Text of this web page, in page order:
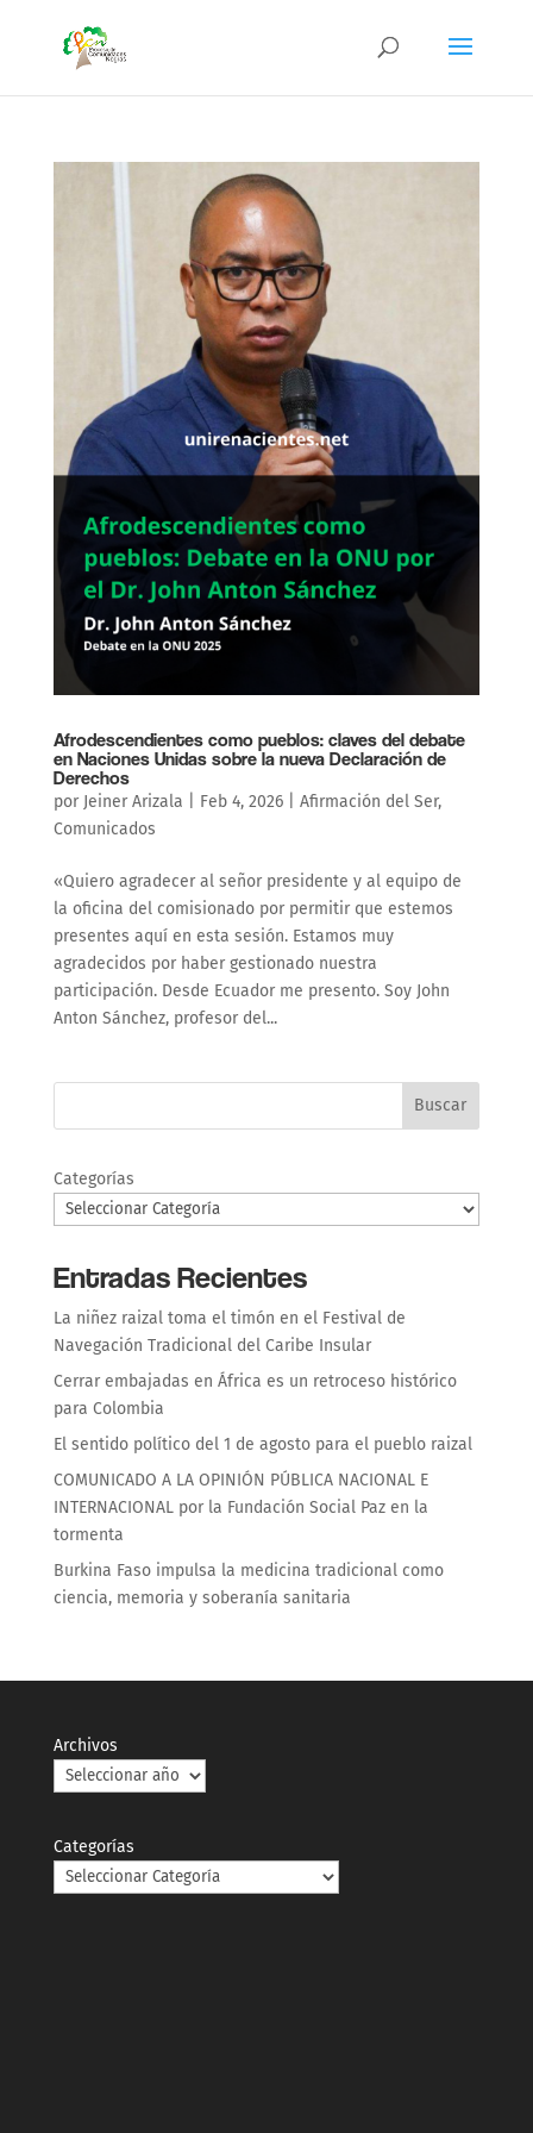
Afrodescendientes como pueblos: claves del debate
en Naciones Unidas sobre la nueva Declaración de
Derechos
por Jeiner Arizala Feb 4, 2026| Afirmación del Ser,
Comunicados
«Quiero agradecer al señor presidente y al equipo de
la oficina del comisionado por permitir que estemos
presentes aquí en esta sesión. Estamos muy
agradecidos por haber gestionado nuestra
participación. Desde Ecuador me presento. Soy John
Anton Sánchez, profesor del...
Buscar
Categorías
Entradas Recientes
La niñez raizal toma el timón en el Festival de
Navegación Tradicional del Caribe Insular
Cerrar embajadas en África es un retroceso histórico
para Colombia
El sentido político del 1 de agosto para el pueblo raizal
COMUNICADO A LA OPINIÓN PÚBLICA NACIONAL E
INTERNACIONAL por la Fundación Social Paz en la
tormenta
Burkina Faso impulsa la medicina tradicional como
ciencia, memoria y soberanía sanitaria
Archivos
Categorías